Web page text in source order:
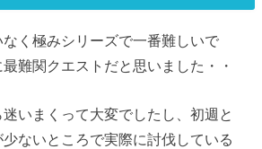
く極みシリーズで一番難しいで
難関クエストだと思いました・・
いまくって大変でしたし、初週と
ないところで実際に討伐している